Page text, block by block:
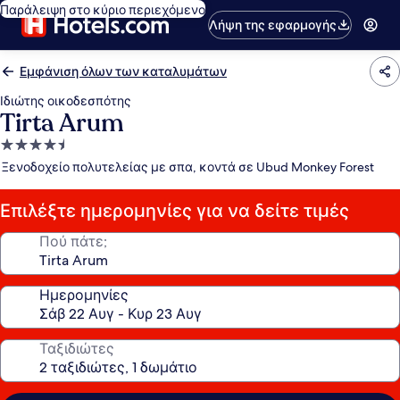
Παράλειψη στο κύριο περιεχόμενο
Λήψη της εφαρμογής
Εμφάνιση όλων των καταλυμάτων
Ιδιώτης οικοδεσπότης
Tirta Arum
Κατάλυμα
με
αστέρια
Ξενοδοχείο πολυτελείας με σπα, κοντά σε Ubud Monkey Forest
Επιλέξτε ημερομηνίες για να δείτε τιμές
Πού πάτε;
Ημερομηνίες
Ταξιδιώτες